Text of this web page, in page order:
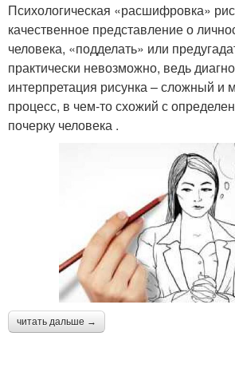
Психологическая «расшифровка»
качественное представление о
человека, «подделать» или
практически невозможно, ведь
интерпретация рисунка – сложный и
процесс, в чем-то схожий с
почерку человека .
читать дальше →